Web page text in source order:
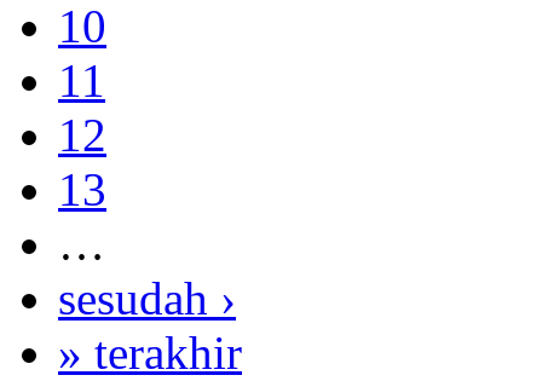
10
11
12
13
…
sesudah ›
» terakhir